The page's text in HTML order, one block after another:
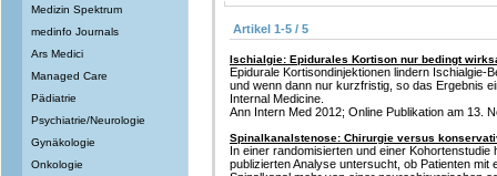
Medizin Spektrum
medinfo Journals
Ars Medici
Managed Care
Pädiatrie
Psychiatrie/Neurologie
Gynäkologie
Onkologie
Artikel 1-5 / 5
Ischialgie: Epidurales Kortison nur bedingt
Epidurale Kortisondinjektionen lindern Ischialgie-
und wenn dann nur kurzfristig, so das Ergebnis
Internal Medicine.
Ann Intern Med 2012; Online Publikation am 13.
Spinalkanalstenose: Chirurgie versus
In einer randomisierten und einer Kohortenstudie
publizierten Analyse untersucht, ob Patienten mit